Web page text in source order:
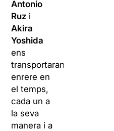
Antonio
Ruz i
Akira
Yoshida
ens
transportaran
enrere en
el temps,
cada un a
la seva
manera i a